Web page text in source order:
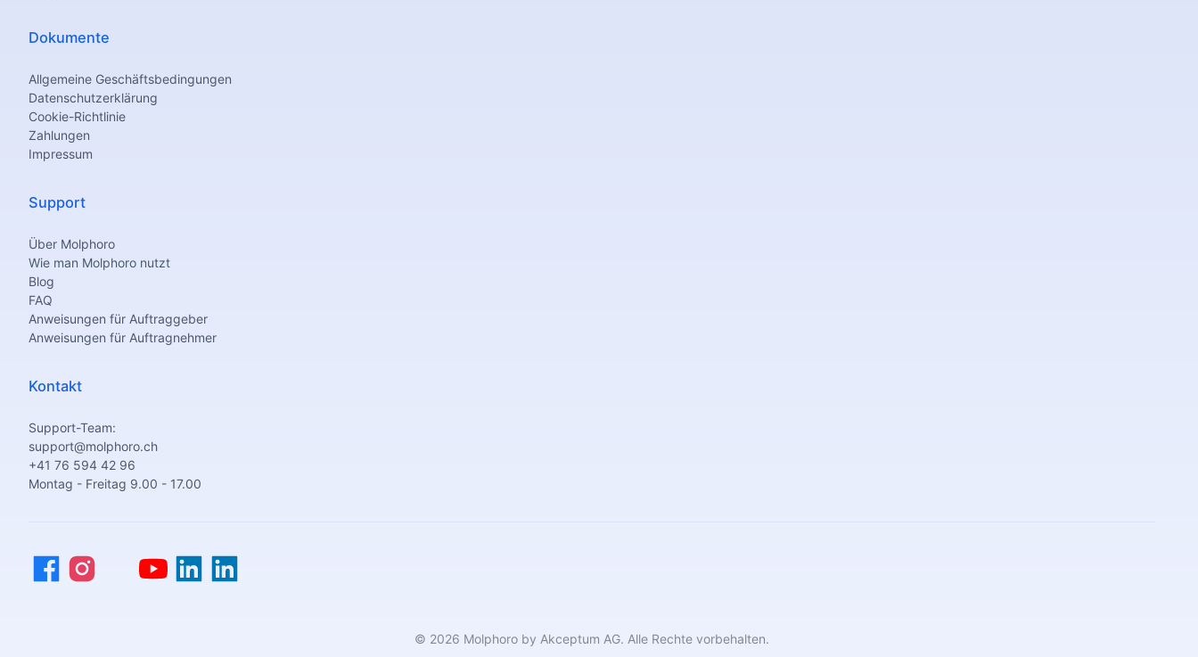
Dokumente
Allgemeine Geschäftsbedingungen
Datenschutzerklärung
Cookie-Richtlinie
Zahlungen
Impressum
Support
Über Molphoro
Wie man Molphoro nutzt
Blog
FAQ
Anweisungen für Auftraggeber
Anweisungen für Auftragnehmer
Kontakt
Support-Team:
support@molphoro.ch
+41 76 594 42 96
Montag - Freitag 9.00 - 17.00
© 2026 Molphoro by Akceptum AG. Alle Rechte vorbehalten.